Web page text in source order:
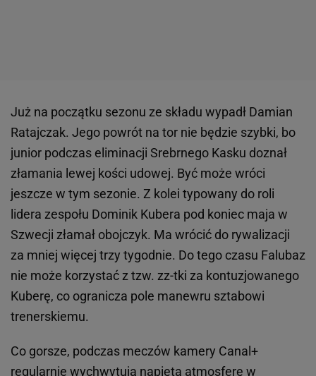
Już na początku sezonu ze składu wypadł Damian
Ratajczak. Jego powrót na tor nie będzie szybki, bo
junior podczas eliminacji Srebrnego Kasku doznał
złamania lewej kości udowej. Być może wróci
jeszcze w tym sezonie. Z kolei typowany do roli
lidera zespołu Dominik Kubera pod koniec maja w
Szwecji złamał obojczyk. Ma wrócić do rywalizacji
za mniej więcej trzy tygodnie. Do tego czasu Falubaz
nie może korzystać z tzw. zz-tki za kontuzjowanego
Kuberę, co ogranicza pole manewru sztabowi
trenerskiemu.
Co gorsze, podczas meczów kamery Canal+
regularnie wychwytują napiętą atmosferę w